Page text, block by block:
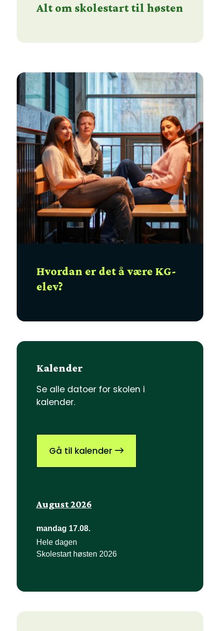
Alt om skolestart til høsten
Hvordan er det å være KG-
elev?
Kalender
Se alle datoer for skolen i
kalender.
Gå til kalender
August 2026
mandag 17.08.
Hele dagen
Skolestart høsten 2026